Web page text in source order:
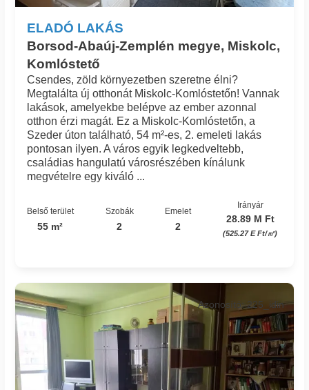
ELADÓ LAKÁS
Borsod-Abaúj-Zemplén megye, Miskolc,
Komlóstető
Csendes, zöld környezetben szeretne élni?
Megtalálta új otthonát Miskolc-Komlóstetőn! Vannak
lakások, amelyekbe belépve az ember azonnal
otthon érzi magát. Ez a Miskolc-Komlóstetőn, a
Szeder úton található, 54 m²-es, 2. emeleti lakás
pontosan ilyen. A város egyik legkedveltebb,
családias hangulatú városrészében kínálunk
megvételre egy kiváló ...
Belső terület
55 m²
Szobák
2
Emelet
2
Irányár
28.89 M Ft
(525.27 E Ft/㎡)
Azonosító: 225_idin